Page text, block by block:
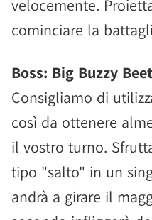
velocemente.
cominciare la
Boss: Big Buzzy
Consigliamo di
così da ottenere
il vostro turno.
tipo "salto" in un
andrà a girare il